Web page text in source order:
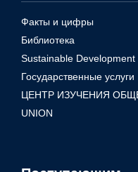
Факты и цифры
Библиотека
Sustainable Development
Государственные услуги
ЦЕНТР ИЗУЧЕНИЯ
UNION